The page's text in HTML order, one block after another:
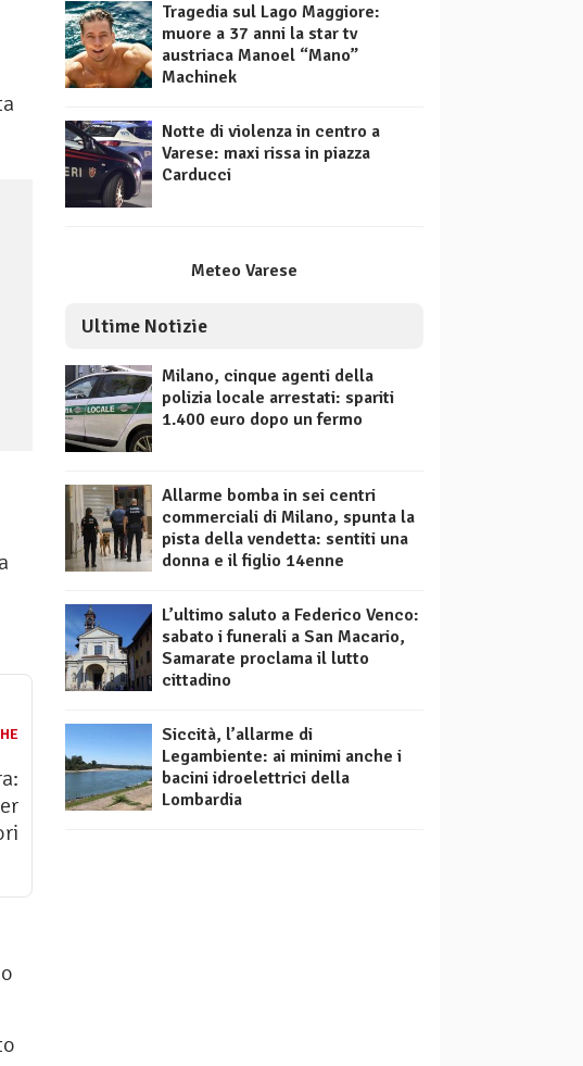
Tragedia sul Lago Maggiore:
muore a 37 anni la star tv
austriaca Manoel “Mano”
Machinek
Notte di violenza in centro a
Varese: maxi rissa in piazza
Carducci
Meteo Varese
Ultime Notizie
Milano, cinque agenti della
polizia locale arrestati: spariti
1.400 euro dopo un fermo
Allarme bomba in sei centri
commerciali di Milano, spunta la
pista della vendetta: sentiti una
donna e il figlio 14enne
L’ultimo saluto a Federico Venco:
sabato i funerali a San Macario,
Samarate proclama il lutto
cittadino
Siccità, l’allarme di
Legambiente: ai minimi anche i
bacini idroelettrici della
Lombardia